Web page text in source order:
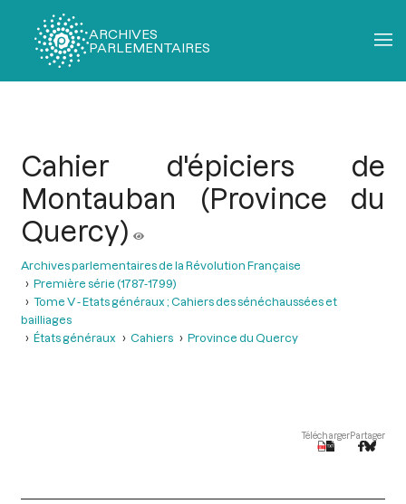
ARCHIVES
PARLEMENTAIRES
Cahier d'épiciers de
Montauban (Province du
Quercy)
Archives parlementaires de la Révolution Française
Première série (1787-1799)
Tome V - Etats généraux ; Cahiers des sénéchaussées et
bailliages
États généraux
Cahiers Province du Quercy
TéléchargerPartager